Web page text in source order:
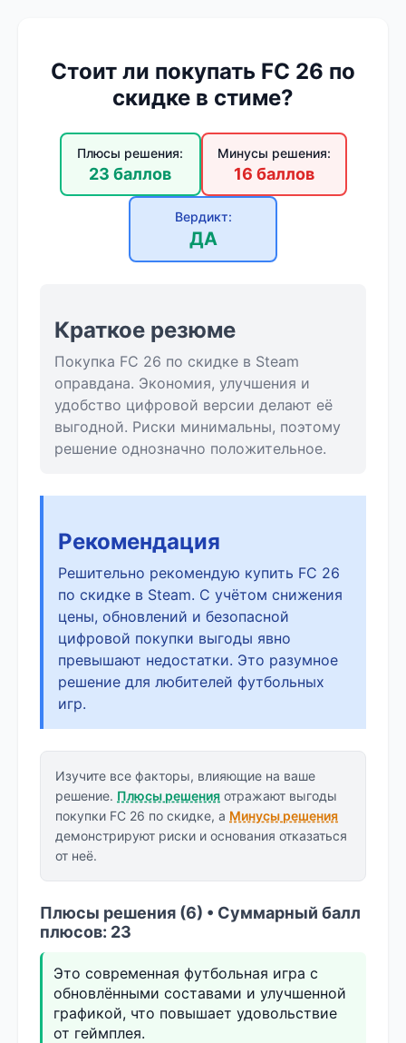
Стоит ли покупать FC 26 по
скидке в стиме?
Плюсы решения:
23 баллов
Минусы решения:
16 баллов
Вердикт:
ДА
Краткое резюме
Покупка FC 26 по скидке в Steam
оправдана. Экономия, улучшения и
удобство цифровой версии делают её
выгодной. Риски минимальны, поэтому
решение однозначно положительное.
Рекомендация
Решительно рекомендую купить FC 26
по скидке в Steam. С учётом снижения
цены, обновлений и безопасной
цифровой покупки выгоды явно
превышают недостатки. Это разумное
решение для любителей футбольных
игр.
Изучите все факторы, влияющие на ваше
решение. Плюсы решения отражают выгоды
покупки FC 26 по скидке, а Минусы решения
демонстрируют риски и основания отказаться
от неё.
Плюсы решения (6) • Суммарный балл
плюсов: 23
Это современная футбольная игра с
обновлёнными составами и улучшенной
графикой, что повышает удовольствие
от геймплея.